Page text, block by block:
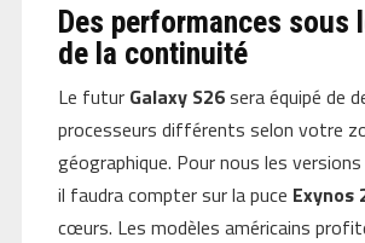
Des performances sous
de la continuité
Le futur Galaxy S26sera équipé de
processeurs différents selon votre
géographique. Pour nous les
il faudra compter sur la puce Exynos
cœurs. Les modèles américains